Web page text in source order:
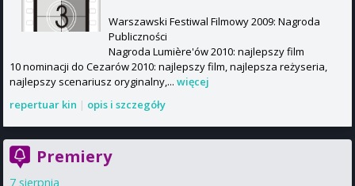
Warszawski Festiwal Filmowy 2009: Nagroda
Publiczności
Nagroda Lumière'ów 2010: najlepszy film
10 nominacji do Cezarów 2010: najlepszy film, najlepsza reżyseria,
najlepszy scenariusz oryginalny,... więcej
repertuar kin | opis i szczegóły
Premiery
7 sierpnia